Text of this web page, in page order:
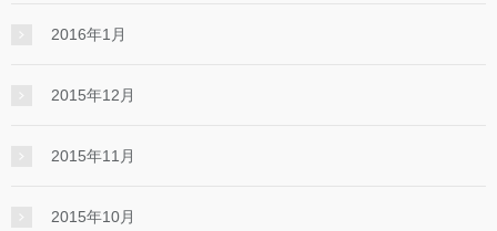
2016年1月
2015年12月
2015年11月
2015年10月